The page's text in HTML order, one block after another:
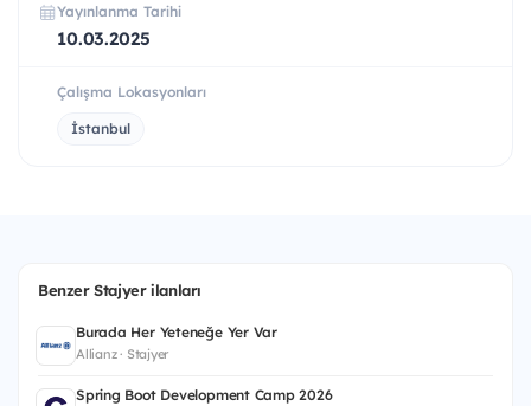
Yayınlanma Tarihi
10.03.2025
Çalışma Lokasyonları
İstanbul
Benzer Stajyer ilanları
Burada Her Yeteneğe Yer Var
Allianz · Stajyer
Spring Boot Development Camp 2026